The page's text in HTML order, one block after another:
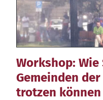
Workshop:
Gemeinden
trotzen können